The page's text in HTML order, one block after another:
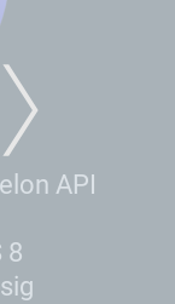
API
8
NEXT